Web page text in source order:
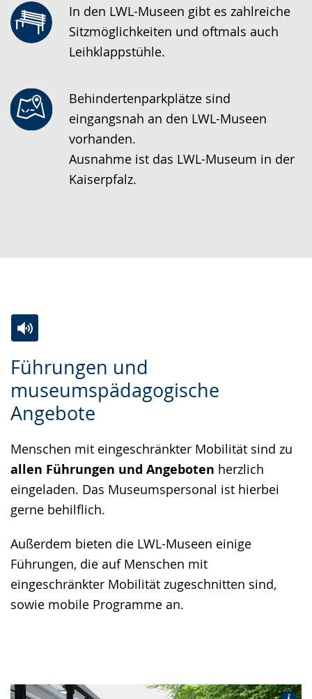
In den LWL-Museen gibt es zahlreiche
Sitzmöglichkeiten und oftmals auch
Leihklappstühle.
Behindertenparkplätze sind
eingangsnah an den LWL-Museen
vorhanden.
Ausnahme ist das LWL-Museum in der
Kaiserpfalz.
Führungen und
museumspädagogische
Angebote
Menschen mit eingeschränkter Mobilität sind zu
allen Führungen und Angeboten herzlich
eingeladen. Das Museumspersonal ist hierbei
gerne behilflich.
Außerdem bieten die LWL-Museen einige
Führungen, die auf Menschen mit
eingeschränkter Mobilität zugeschnitten sind,
sowie mobile Programme an.
Leichten
Sprache
wechseln.
Audio-
Unterstützung.
Video
in
Deutscher
wird
angezeigt.